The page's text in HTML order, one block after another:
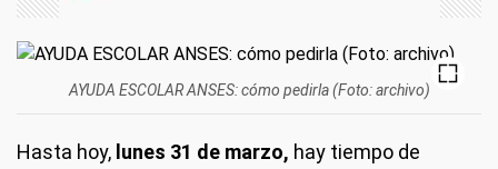
AYUDA ESCOLAR ANSES: cómo pedirla (Foto: archivo)
Hasta hoy, lunes 31 de marzo, hay tiempo de